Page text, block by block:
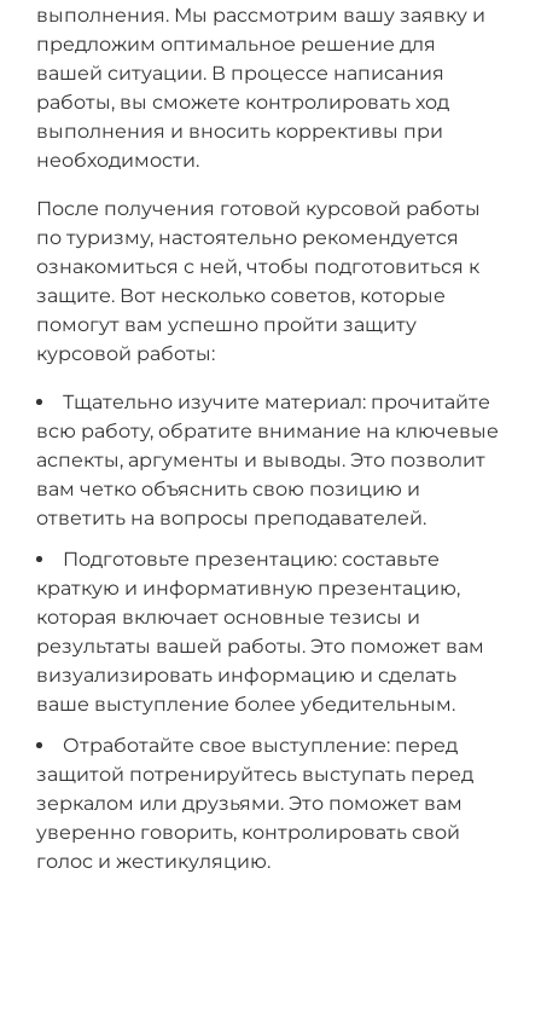
выполнения. Мы рассмотрим вашу заявку и
предложим оптимальное решение для
вашей ситуации. В процессе написания
работы, вы сможете контролировать ход
выполнения и вносить коррективы при
необходимости.
После получения готовой курсовой работы
по туризму, настоятельно рекомендуется
ознакомиться с ней, чтобы подготовиться к
защите. Вот несколько советов, которые
помогут вам успешно пройти защиту
курсовой работы:
Тщательно изучите материал: прочитайте
всю работу, обратите внимание на ключевые
аспекты, аргументы и выводы. Это позволит
вам четко объяснить свою позицию и
ответить на вопросы преподавателей.
Подготовьте презентацию: составьте
краткую и информативную презентацию,
которая включает основные тезисы и
результаты вашей работы. Это поможет вам
визуализировать информацию и сделать
ваше выступление более убедительным.
Отработайте свое выступление: перед
защитой потренируйтесь выступать перед
зеркалом или друзьями. Это поможет вам
уверенно говорить, контролировать свой
голос и жестикуляцию.